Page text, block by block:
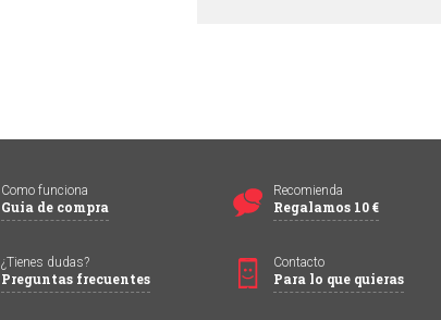
Como funciona
Guia de compra
Recomienda
Regalamos 10 €
¿Tienes dudas?
Preguntas frecuentes
Contacto
Para lo que quieras